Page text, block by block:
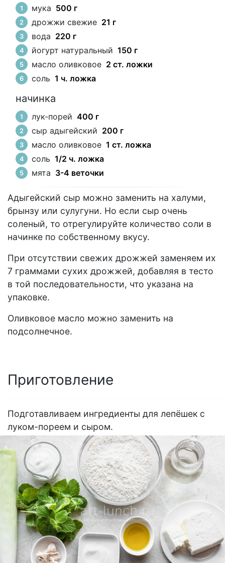
мука 500 г
дрожжи свежие 21 г
вода 220 г
йогурт натуральный 150 г
масло оливковое 2 ст. ложки
соль 1 ч. ложка
начинка
лук-порей 400 г
сыр адыгейский 200 г
масло оливковое 1 ст. ложка
соль 1/2 ч. ложка
мята 3-4 веточки
Адыгейский сыр можно заменить на халуми,
брынзу или сулугуни. Но если сыр очень
соленый, то отрегулируйте количество соли в
начинке по собственному вкусу.
При отсутствии свежих дрожжей заменяем их
7 граммами сухих дрожжей, добавляя в тесто
в той последовательности, что указана на
упаковке.
Оливковое масло можно заменить на
подсолнечное.
Приготовление
Подготавливаем ингредиенты для лепёшек с
луком-пореем и сыром.